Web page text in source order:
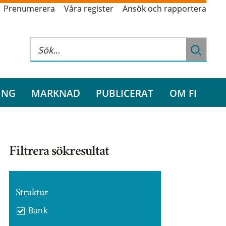
Prenumerera Våra register Ansök och rapportera
MARKNAD PUBLICERAT OM FI
Filtrera sökresultat
Struktur
Bank